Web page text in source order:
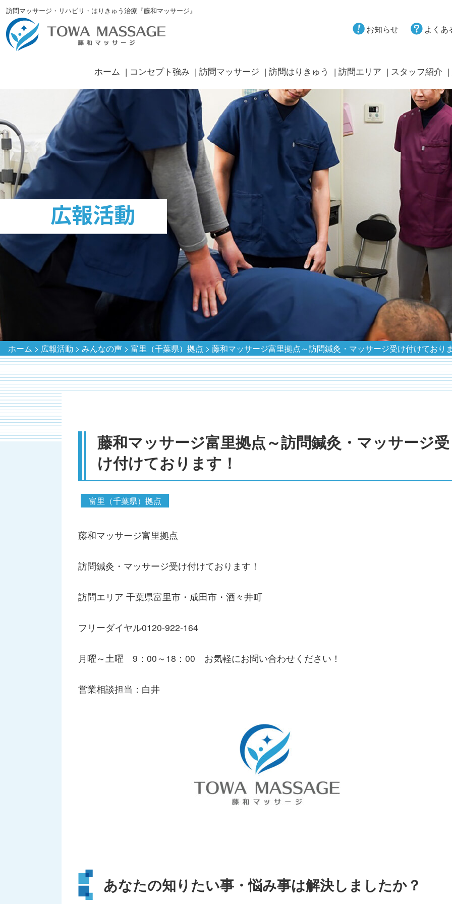
訪問マッサージ・リハビリ・はりきゅう治療『藤和マッサージ』
お知らせ よくあ
ホーム コンセプト強み 訪問マッサージ 訪問はりきゅう 訪問エリア スタッフ紹介
広報活動
ホーム > 広報活動 > みんなの声> 富里（千葉県）拠点 > 藤和マッサージ富里拠点～訪問鍼灸・マッサージ受け付けており
藤和マッサージ富里拠点～訪問鍼灸・マッサージ受
け付けております！
富里（千葉県）拠点
藤和マッサージ富里拠点
訪問鍼灸・マッサージ受け付けております！
訪問エリア 千葉県富里市・成田市・酒々井町
フリーダイヤル0120-922-164
月曜～土曜 9：00～18：00 お気軽にお問い合わせください！
営業相談担当：白井
あなたの知りたい事・悩み事は解決しましたか？